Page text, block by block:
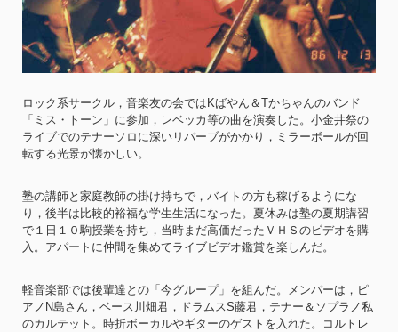
ロック系サークル，音楽友の会ではKばやん＆Tかちゃんのバンド
「ミス・トーン」に参加，レベッカ等の曲を演奏した。小金井祭の
ライブでのテナーソロに深いリバーブがかかり，ミラーボールが回
転する光景が懐かしい。
塾の講師と家庭教師の掛け持ちで，バイトの方も稼げるようにな
り，後半は比較的裕福な学生生活になった。夏休みは塾の夏期講習
で１日１０駒授業を持ち，当時まだ高価だったＶＨＳのビデオを購
入。アパートに仲間を集めてライブビデオ鑑賞を楽しんだ。
軽音楽部では後輩達との「今グループ」を組んだ。メンバーは，ピ
アノN島さん，ベース川畑君，ドラムスS藤君，テナー＆ソプラノ私
のカルテット。時折ボーカルやギターのゲストを入れた。コルトレ